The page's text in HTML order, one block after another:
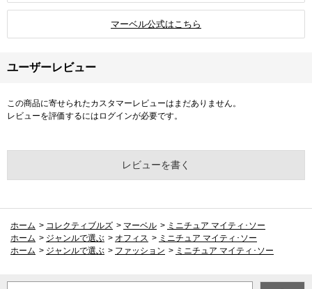
マーベル公式はこちら
ユーザーレビュー
この商品に寄せられたカスタマーレビューはまだありません。
レビューを評価するには ログインが必要です。
レビューを書く
ホーム > コレクティブルズ > マーベル > ミニチュア マイティ･ソー
ホーム > ジャンルで選ぶ > オフィス > ミニチュア マイティ･ソー
ホーム > ジャンルで選ぶ > ファッション > ミニチュア マイティ･ソー